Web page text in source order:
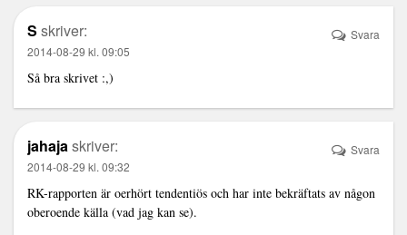
S skriver:
2014-08-29 kl. 09:05
Så bra skrivet :,)
Svara
jahajaskriver:
2014-08-29 kl. 09:32
RK-rapporten är oerhört tendentiös och har inte bekräftats av någon
oberoende källa (vad jag kan se).
Svara